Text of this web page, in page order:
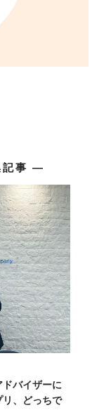
事 ―
バイザーに
、どっちで